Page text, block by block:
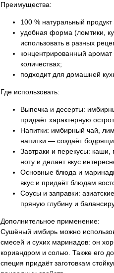
Преимущества:
100 % натуральный продукт
удобная форма (ломтики,
использовать в разных
концентрированный
количествах;
подходит для домашней
Где использовать:
Выпечка и десерты:
придаёт характерную
Напитки: имбирный чай,
напитки — создаёт
Завтраки и перекусы:
ноту и делает вкус
Основные блюда и
вкус и придаёт блюдам
Соусы и заправки:
пряную глубину и
Дополнительное применение:
Сушёный имбирь можно
смесей и сухих маринадов: он
кориандром и солью. Также его
специя придаёт заготовкам